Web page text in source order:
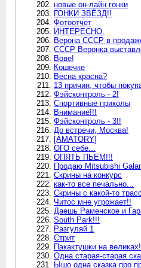
новые он-лайн гонки
ГОНКИ ЗВЁЗД!!
Фотоотчет
ИНТЕРЕСНО.
Верона СССР в
СССР Веронка
Вове!
Кошечке
Весна красна?
13 причин, чтобы
Фэйсконтроль - 2!
Спортивные приколы
Внимание!!!
Фэйсконтроль - 3!!
До встречи, Москва!
[AMATORY]
ОГО себе...
ОПЯТЬ ПЬЕМ!!!
Продаю Mitsubishi
Скрины на конкурс
как-то все печально...
Скрины с какой-то
Читос мне угрожает!!
Даешь Раменское и
South Park!!!
Разгуляй 1
Стрит
Пакактушки на
Одна старая-старая
Ышо одна сказка про